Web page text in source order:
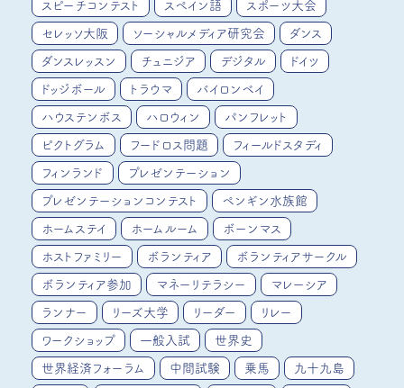
スピーチコンテスト スペイン語 スポーツ大会
セレッソ大阪 ソーシャルメディア研究会 ダンス
ダンスレッスン チュニジア デジタル ドイツ
ドッジボール トラウマ バイロンベイ
ハウステンボス ハロウィン パンフレット
ピクトグラム フードロス問題 フィールドスタディ
フィンランド プレゼンテーション
プレゼンテーションコンテスト ペンギン水族館
ホームステイ ホームルーム ボーンマス
ホストファミリー ボランティア ボランティアサークル
ボランティア参加 マネーリテラシー マレーシア
ランナー リーズ大学 リーダー リレー
ワークショップ 一般入試 世界史
世界経済フォーラム 中間試験 乗馬 九十九島